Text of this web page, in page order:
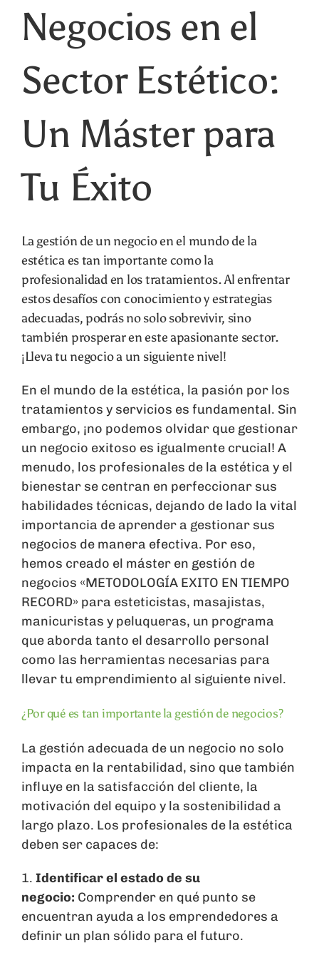
Carrito
Negocios en el
Sector Estético:
Un Máster para
Tu Éxito
La gestión de un negocio en el mundo de la
estética es tan importante como la
profesionalidad en los tratamientos. Al enfrentar
estos desafíos con conocimiento y estrategias
adecuadas, podrás no solo sobrevivir, sino
también prosperar en este apasionante sector.
¡Lleva tu negocio a un siguiente nivel!
En el mundo de la estética, la pasión por los
tratamientos y servicios es fundamental. Sin
embargo, ¡no podemos olvidar que gestionar
un negocio exitoso es igualmente crucial! A
menudo, los profesionales de la estética y el
bienestar se centran en perfeccionar sus
habilidades técnicas, dejando de lado la vital
importancia de aprender a gestionar sus
negocios de manera efectiva. Por eso,
hemos creado el máster en gestión de
negocios «METODOLOGÍA EXITO EN TIEMPO
RECORD» para esteticistas, masajistas,
manicuristas y peluqueras, un programa
que aborda tanto el desarrollo personal
como las herramientas necesarias para
llevar tu emprendimiento al siguiente nivel.
¿Por qué es tan importante la gestión de negocios?
La gestión adecuada de un negocio no solo
impacta en la rentabilidad, sino que también
influye en la satisfacción del cliente, la
motivación del equipo y la sostenibilidad a
largo plazo. Los profesionales de la estética
deben ser capaces de:
1. Identificar el estado de su
negocio: Comprender en qué punto se
encuentran ayuda a los emprendedores a
definir un plan sólido para el futuro.